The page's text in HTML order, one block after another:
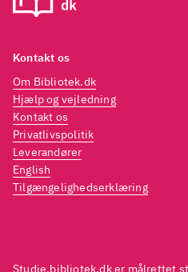
Studie.bibliotek.dk er målrettet
Kontakt os
Om Bibliotek.dk
Hjælp og vejledning
Kontakt os
Privatlivspolitik
Leverandører
English
Tilgængelighedserklæring